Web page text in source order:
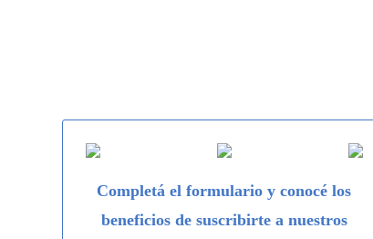
Completá el formulario y conocé los
beneficios de suscribirte a nuestros